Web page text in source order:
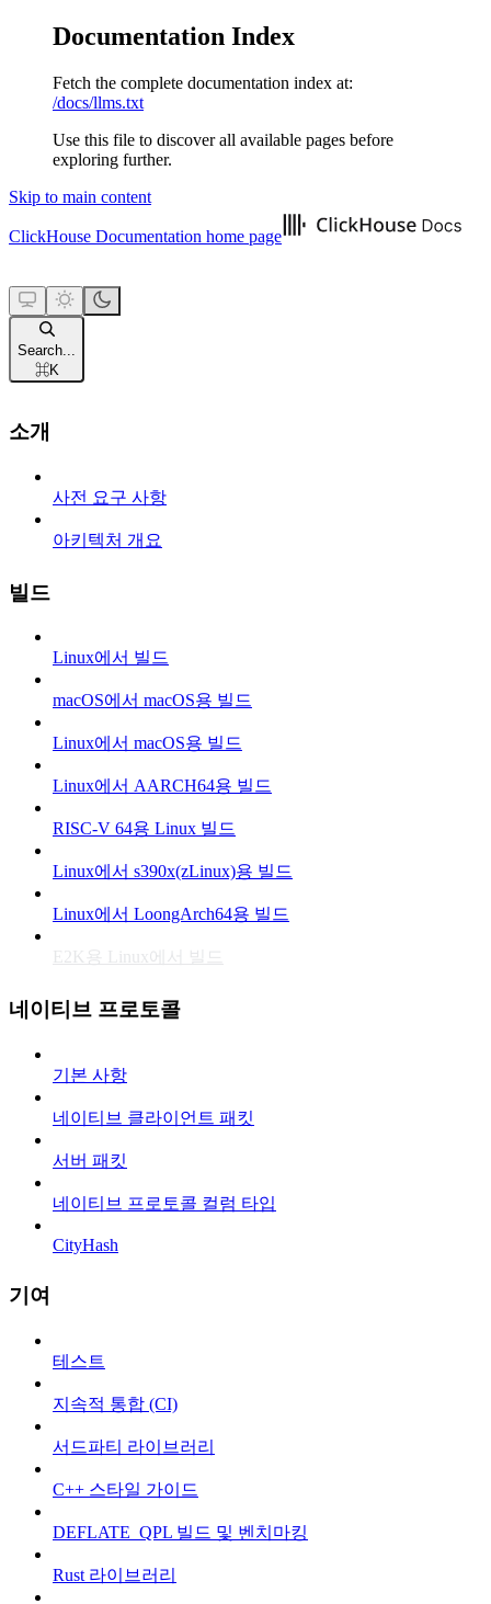
Documentation Index
Fetch the complete documentation index at:
/docs/llms.txt
Use this file to discover all available pages before
exploring further.
Skip to main content
ClickHouse Documentation home page
Search...
⌘K
소개
사전 요구 사항
아키텍처 개요
빌드
Linux에서 빌드
macOS에서 macOS용 빌드
Linux에서 macOS용 빌드
Linux에서 AARCH64용 빌드
RISC-V 64용 Linux 빌드
Linux에서 s390x(zLinux)용 빌드
Linux에서 LoongArch64용 빌드
E2K용 Linux에서 빌드
네이티브 프로토콜
기본 사항
네이티브 클라이언트 패킷
서버 패킷
네이티브 프로토콜 컬럼 타입
CityHash
기여
테스트
지속적 통합 (CI)
서드파티 라이브러리
C++ 스타일 가이드
DEFLATE_QPL 빌드 및 벤치마킹
Rust 라이브러리